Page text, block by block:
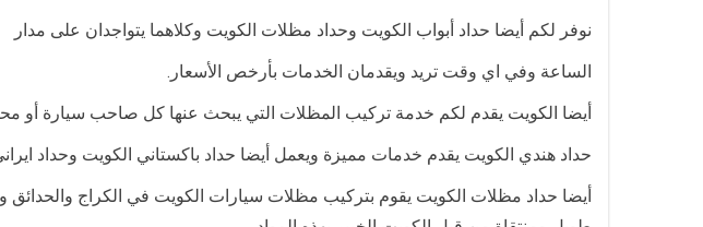
نوفر لكم أيضا حداد أبواب الكويت وحداد مظلات الكويت وكلاهما يتواجدان على مدار
الساعة وفي اي وقت تريد ويقدمان الخدمات بأرخص الأسعار.
أيضا الكويت يقدم لكم خدمة تركيب المظلات التي يبحث عنها كل صاحب سيارة أو
حداد هندي الكويت يقدم خدمات مميزة ويعمل أيضا حداد باكستاني الكويت وحداد
أيضا حداد مظلات الكويت يقوم بتركيب مظلات سيارات الكويت في الكراج والحدائق